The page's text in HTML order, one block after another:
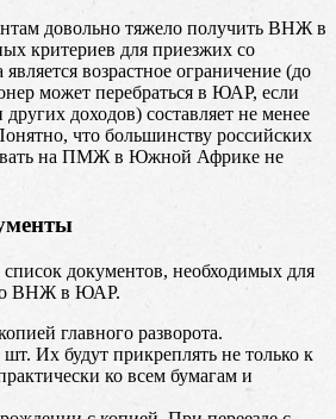
довольно тяжело получить ВНЖ в
критериев для приезжих со
возрастное ограничение (до
может перебраться в ЮАР, если
доходов) составляет не менее
что большинству российских
на ПМЖ в Южной Африке не
документов, необходимых для
ВНЖ в ЮАР.
главного разворота.
Их будут прикреплять не только к
ко всем бумагам и